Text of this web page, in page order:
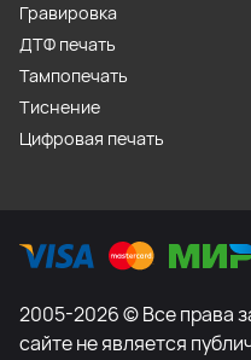
Гравировка
ДТФ печать
Тампопечать
Тиснение
Цифровая печать
2005-2026 © Все права
сайте не является